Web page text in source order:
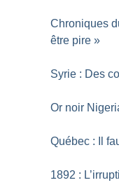
Chroniques
être pire »
Syrie : Des
Or noir
Québec : Il
1892 :